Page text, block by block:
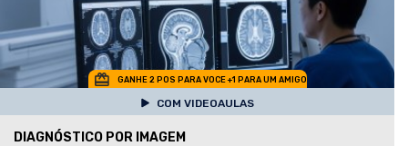
GANHE 2 POS PARA VOCE +1 PARA UM AMIGO
COM VIDEOAULAS
DIAGNÓSTICO POR IMAGEM